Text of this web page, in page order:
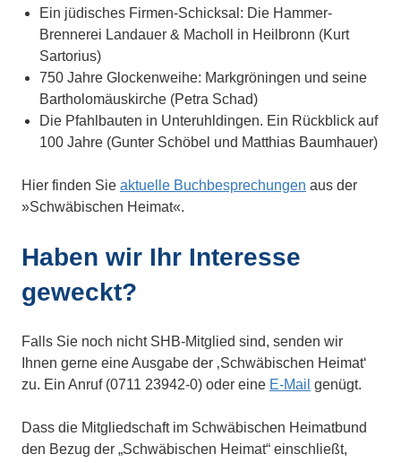
Ein jüdisches Firmen-Schicksal: Die Hammer-
Brennerei Landauer & Macholl in Heilbronn (Kurt
Sartorius)
750 Jahre Glockenweihe: Markgröningen und seine
Bartholomäuskirche (Petra Schad)
Die Pfahlbauten in Unteruhldingen. Ein Rückblick auf
100 Jahre (Gunter Schöbel und Matthias Baumhauer)
Hier finden Sie aktuelle Buchbesprechungen aus der
»Schwäbischen Heimat«.
Haben wir Ihr Interesse
geweckt?
Falls Sie noch nicht SHB-Mitglied sind, senden wir
Ihnen gerne eine Ausgabe der ‚Schwäbischen Heimat‘
zu. Ein Anruf (0711 23942-0) oder eine E-Mail genügt.
Dass die Mitgliedschaft im Schwäbischen Heimatbund
den Bezug der „Schwäbischen Heimat“ einschließt,